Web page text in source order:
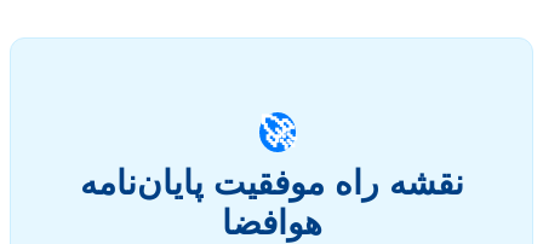
🚀
نقشه راه موفقیت پایان‌نامه
هوافضا